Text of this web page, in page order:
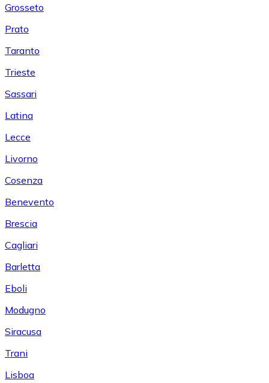
Grosseto
Prato
Taranto
Trieste
Sassari
Latina
Lecce
Livorno
Cosenza
Benevento
Brescia
Cagliari
Barletta
Eboli
Modugno
Siracusa
Trani
Lisboa